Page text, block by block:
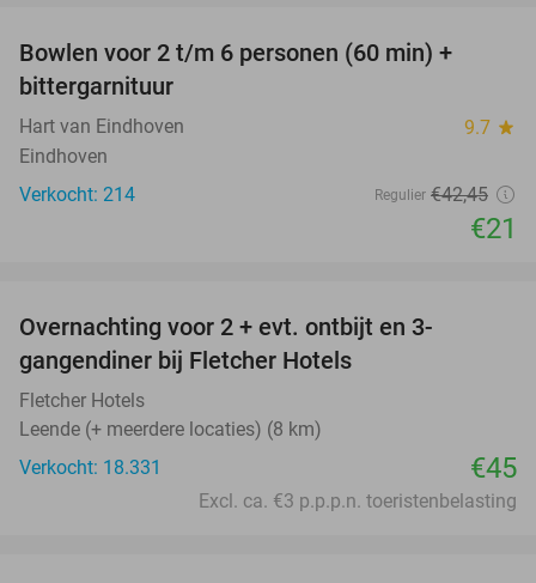
Bowlen voor 2 t/m 6 personen (60 min) +
bittergarnituur
Hart van Eindhoven 9.7 star
Eindhoven
Verkocht: 214
Regulier €42,45
€21
Overnachting voor 2 + evt. ontbijt en 3-
gangendiner bij Fletcher Hotels
Fletcher Hotels
Leende (+ meerdere locaties) (8 km)
Verkocht: 18.331
€45
Excl. ca. €3 p.p.p.n. toeristenbelasting